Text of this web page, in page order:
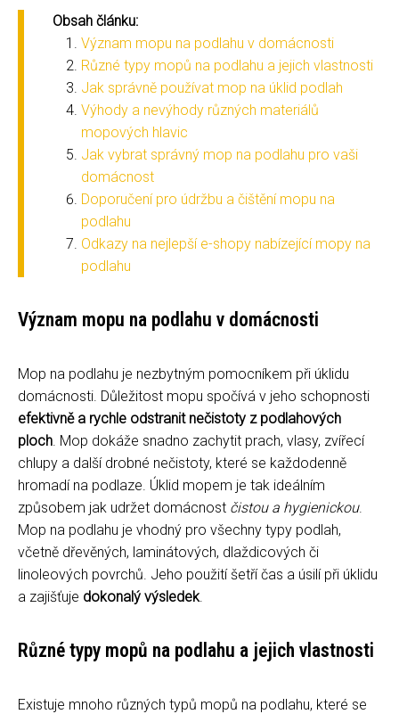
Obsah článku:
Význam mopu na podlahu v domácnosti
Různé typy mopů na podlahu a jejich vlastnosti
Jak správně používat mop na úklid podlah
Výhody a nevýhody různých materiálů
mopových hlavic
Jak vybrat správný mop na podlahu pro vaši
domácnost
Doporučení pro údržbu a čištění mopu na
podlahu
Odkazy na nejlepší e-shopy nabízející mopy na
podlahu
Význam mopu na podlahu v domácnosti
Mop na podlahu je nezbytným pomocníkem při úklidu
domácnosti. Důležitost mopu spočívá v jeho schopnosti
efektivně a rychle odstranit nečistoty z podlahových
ploch . Mop dokáže snadno zachytit prach, vlasy, zvířecí
chlupy a další drobné nečistoty, které se každodenně
hromadí na podlaze. Úklid mopem je tak ideálním
způsobem jak udržet domácnost čistou a hygienickou.
Mop na podlahu je vhodný pro všechny typy podlah,
včetně dřevěných, laminátových, dlaždicových či
linoleových povrchů. Jeho použití šetří čas a úsilí při úklidu
a zajišťuje dokonalý výsledek
Různé typy mopů na podlahu a jejich vlastnosti
Existuje mnoho různých typů mopů na podlahu, které se